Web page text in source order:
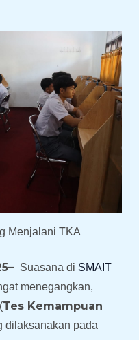
Menjalani TKA
Suasana di SMAIT
menegangkan,
(Tes Kemampuan
dilaksanakan pada